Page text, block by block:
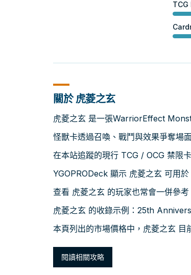
TCG
關於 虎菱之玄
虎菱之玄 是一張WarriorEffect
怪獸卡透過召喚、戰鬥與效果爭奪場
在本站追蹤的現行 TCG / OCG 禁限
YGOPRODeck 顯示 虎菱之玄 可用
查看 虎菱之玄 的玩家也常會一併參考
虎菱之玄 的收錄示例：25th
本頁列出的市場價格中，虎菱之玄
閱讀相關攻略